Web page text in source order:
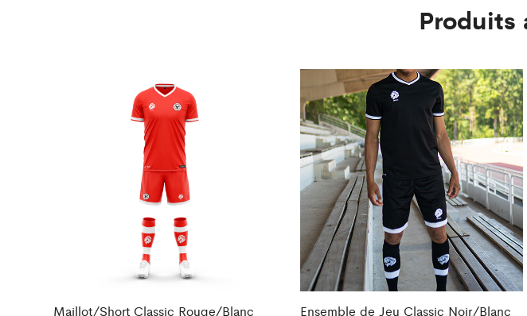
Produits
Maillot/Short Classic Rouge/Blanc
Ensemble de Jeu Classic Noir/Blanc